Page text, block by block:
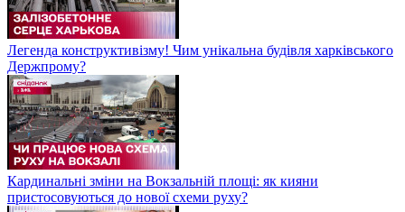
Легенда конструктивізму! Чим унікальна будівля харківського
Держпрому?
Кардинальні зміни на Вокзальній площі: як кияни
пристосовуються до нової схеми руху?